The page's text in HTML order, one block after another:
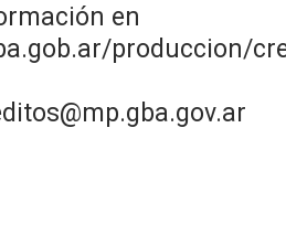
en
produccion/